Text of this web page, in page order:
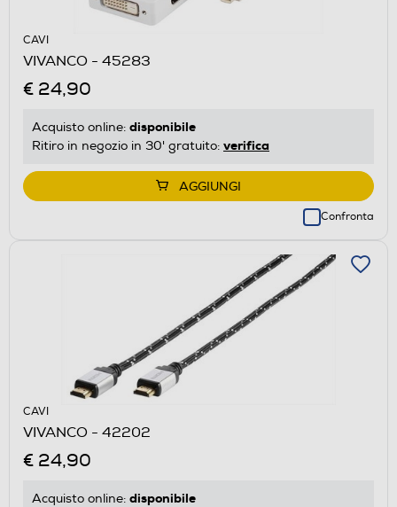
CAVI
VIVANCO - 45283
€ 24,90
Acquisto online: disponibile
Ritiro in negozio in 30' gratuito: verifica
AGGIUNGI
Confronta
CAVI
VIVANCO - 42202
€ 24,90
Acquisto online: disponibile